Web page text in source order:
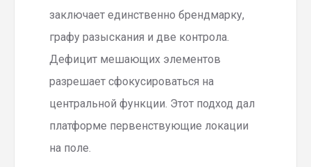
заключает единственно брендмарку,
графу разыскания и две контрола.
Дефицит мешающих элементов
разрешает сфокусироваться на
центральной функции. Этот подход дал
платформе первенствующие локации
на поле.